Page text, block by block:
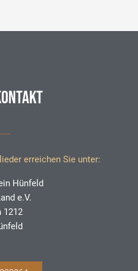
erreichen Sie unter:
Hünfeld
e.V.
1212